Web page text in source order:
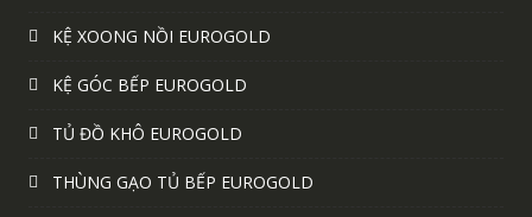
KỆ XOONG NỒI EUROGOLD
KỆ GÓC BẾP EUROGOLD
TỦ ĐỒ KHÔ EUROGOLD
THÙNG GẠO TỦ BẾP EUROGOLD